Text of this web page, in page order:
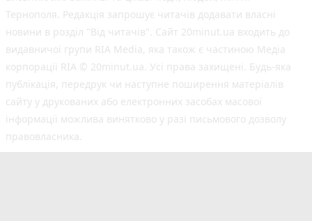
Тернополя. Редакція запрошує читачів додавати власні
новини в розділ "Від читачів". Сайт 20minut.ua входить до
видавничої групи RIA Media, яка також є частиною Медіа
корпорації RIA © 20minut.ua. Усі права захищені. Будь-яка
публiкацiя, передрук чи наступне поширення матеріалів
сайту у друкованих або електронних засобах масової
інформації можлива винятково у разі письмового дозволу
правовласника.